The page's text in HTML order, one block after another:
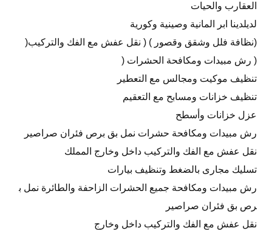
العقارب والحيات
لديلدينا ابر المانية وصينية وكورية
(نظافة فلل وشقق وقصور ) ( نقل عفش مع الفك والتركيب(
( رش مبيدات ومكافحة الحشرات (
تنظيف موكيت ومجالس مع التعطير
تنظيف خزانات ومسابح مع التعقيم
عزل خزانات وأسطح
رش مبيدات ومكافحة حشرات نمل بق برص فئران صراصير
نقل عفش مع الفك والتركيب داخل وخارج المملك
تسليك مجارى بالضغط وتنظيف بيارات
رش مبيدات ومكافحة جميع الحشرات الزاحفة والطائرة نمل ب
رص بق فئران صراصير
نقل عفش مع الفك والتركيب داخل وخارج